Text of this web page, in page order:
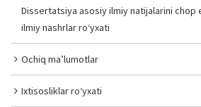
Dissertatsiya asosiy ilmiy natijalarini chop
ilmiy nashrlar ro‘yxati
Ochiq ma’lumotlar
Ixtisosliklar ro‘yxati